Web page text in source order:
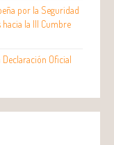
por la Seguridad
la III Cumbre
Declaración Oficial